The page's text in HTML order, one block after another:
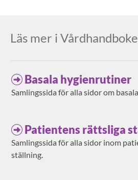
Läs mer i
Basala hygienrutiner
Samlingssida för alla sidor om
Patientens rättsliga
Samlingssida för alla sidor inom
ställning.